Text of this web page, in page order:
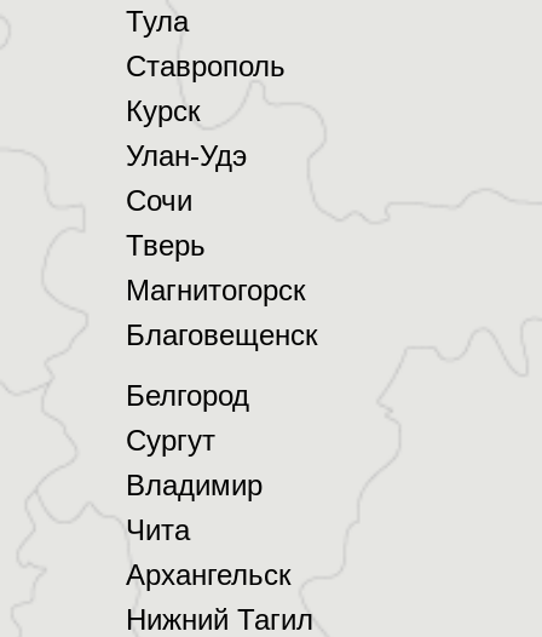
Тула
Ставрополь
Курск
Улан-Удэ
Сочи
Тверь
Магнитогорск
Благовещенск
Белгород
Сургут
Владимир
Чита
Архангельск
Нижний Тагил